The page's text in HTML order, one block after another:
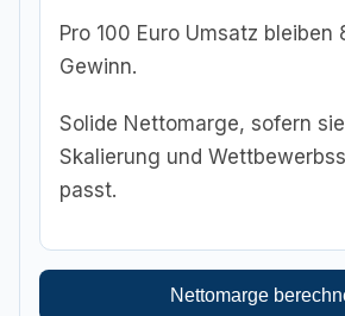
Pro 100 Euro Umsatz bleiben
Gewinn.
Solide Nettomarge, sofern
Skalierung und
passt.
Nettomarge